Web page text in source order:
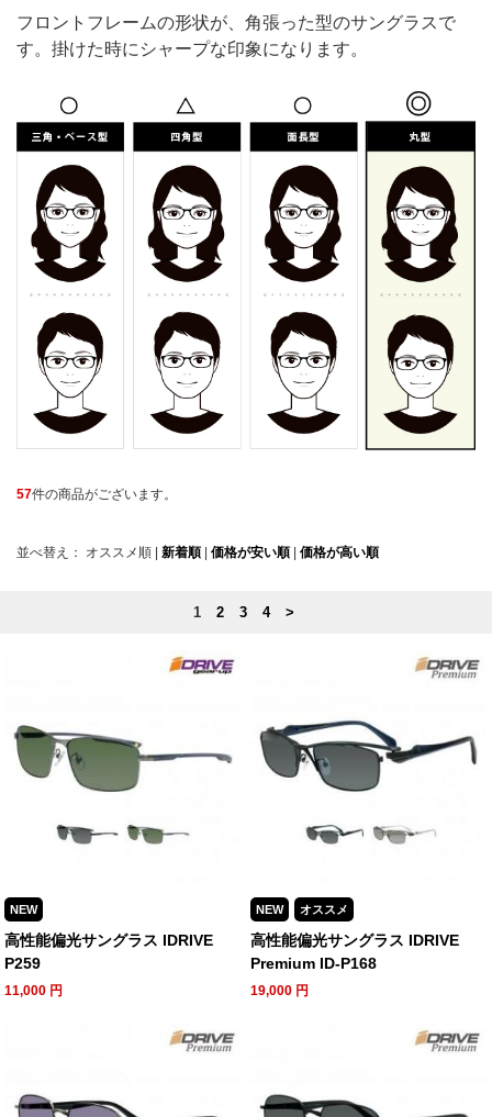
フロントフレームの形状が、角張った型のサングラスで
す。掛けた時にシャープな印象になります。
57件の商品がございます。
並べ替え： オススメ順 新着順 価格が安い順 価格が高い順
1 2 3 4 >
NEW
高性能偏光サングラス IDRIVE
P259
11,000 円
NEW オススメ
高性能偏光サングラス IDRIVE
Premium ID-P168
19,000 円